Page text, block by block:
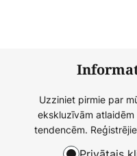
Uzziniet pirmie par
ekskluzīvām
tendencēm.